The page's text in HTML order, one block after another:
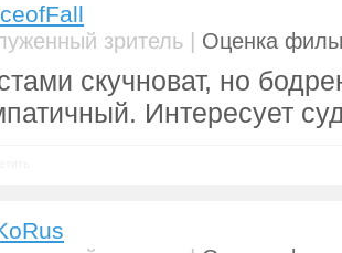
зритель | Оценка
скучноват, но
Интересует